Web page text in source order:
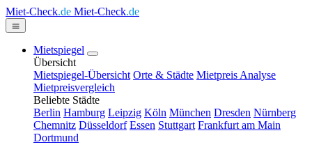
Miet-Check.de Miet-Check.de
Mietspiegel
Übersicht
Mietspiegel-Übersicht Orte & Städte Mietpreis Analyse
Mietpreisvergleich
Beliebte Städte
Berlin Hamburg Leipzig Köln München Dresden Nürnberg
Chemnitz Düsseldorf Essen Stuttgart Frankfurt am Main
Dortmund